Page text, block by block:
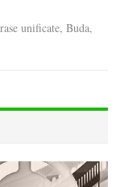
unificate, Buda,